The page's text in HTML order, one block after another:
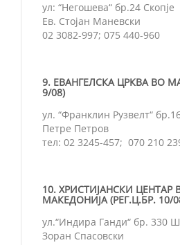
ул: “Негошева“ бр.24 Скопје
Ев. Стојан Маневски
02 3082-997; 075 440-960
9. ЕВАНГЕЛСКА ЦРКВА ВО
9/08)
ул. “Франклин Рузвелт“
Петре Петров
тел: 02 3245-457; 070 210
10. ХРИСТИЈАНСКИ ЦЕНТАР
МАКЕДОНИЈА (РЕГ.Ц.БР. 10/
ул.“Индира Ганди“ бр. 330
Зоран Спасовски